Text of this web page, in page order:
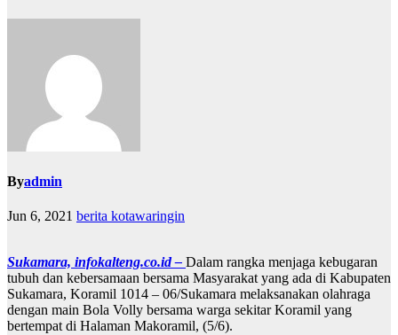
Byadmin
Jun 6, 2021 berita kotawaringin
Sukamara, infokalteng.co.id – Dalam rangka menjaga kebugaran
tubuh dan kebersamaan bersama Masyarakat yang ada di Kabupaten
Sukamara, Koramil 1014 – 06/Sukamara melaksanakan olahraga
dengan main Bola Volly bersama warga sekitar Koramil yang
bertempat di Halaman Makoramil, (5/6).